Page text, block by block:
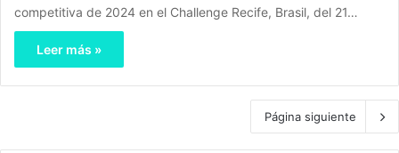
competitiva de 2024 en el Challenge Recife, Brasil, del 21…
Leer más »
Página siguiente